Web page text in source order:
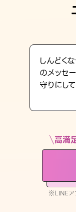
LINE占いを
※LINEアプリ内のサービスペ
しんどく
のメッセ
守りにして
高満
※LINEア